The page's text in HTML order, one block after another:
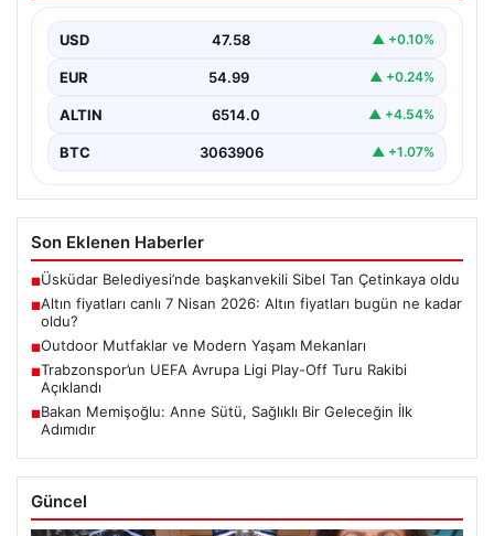
USD 47.58 ▲ +0.10%
EUR 54.99 ▲ +0.24%
ALTIN 6514.0 ▲ +4.54%
BTC 3063906 ▲ +1.07%
Son Eklenen Haberler
■Üsküdar Belediyesi’nde başkanvekili Sibel Tan Çetinkaya oldu
■Altın fiyatları canlı 7 Nisan 2026: Altın fiyatları bugün ne kadar
oldu?
■Outdoor Mutfaklar ve Modern Yaşam Mekanları
■Trabzonspor’un UEFA Avrupa Ligi Play-Off Turu Rakibi
Açıklandı
■Bakan Memişoğlu: Anne Sütü, Sağlıklı Bir Geleceğin İlk
Adımıdır
Güncel